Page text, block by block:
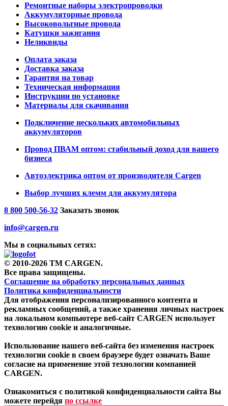
Ремонтные наборы электропроводки
Аккумуляторные провода
Высоковольтные провода
Катушки зажигания
Неликвиды
Оплата заказа
Доставка заказа
Гарантия на товар
Техническая информация
Инструкции по установке
Материалы для скачивания
Подключение нескольких автомобильных
аккумуляторов
Провод ПВАМ оптом: стабильный доход для вашего
бизнеса
Автоэлектрика оптом от производителя Cargen
Выбор лучших клемм для аккумулятора
8 800 500-56-32 Заказать звонок
info@cargen.ru
Мы в социальных сетях:
© 2010-2026 TM CARGEN.
Все права защищены.
Соглашение на обработку персональных данных
Политика конфиденциальности
Для отображения персонализированного контента и
рекламных сообщений, а также хранения личных настроек
на локальном компьютере веб-сайт CARGEN использует
технологию cookie и аналогичные.
Использование нашего веб-сайта без изменения настроек
технологии cookie в своем браузере будет означать Ваше
согласие на применение этой технологии компанией
CARGEN.
Ознакомиться с политикой конфиденциальности сайта Вы
можете перейдя по ссылке